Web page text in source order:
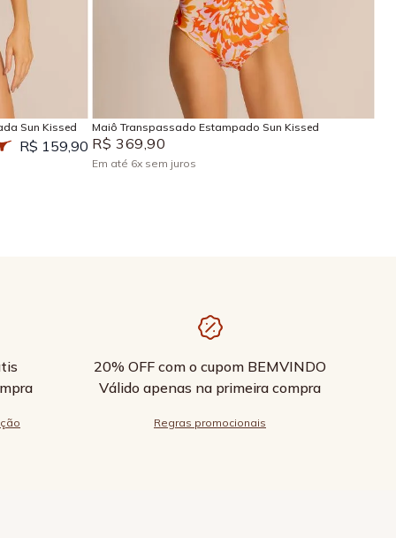
Sun Kissed
R$ 159,90
M G GG
Adicionar na sacola
Maiô Transpassado Estampado Sun Kissed
R$ 369 ,90
Em até 6x sem juros
20% OFF com o cupom BEMVINDO
Válido apenas na primeira compra
Regras promocionais